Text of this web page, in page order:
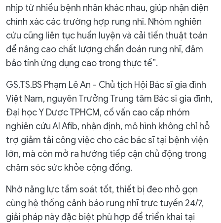
nhịp từ nhiều bệnh nhân khác nhau, giúp nhận diện
chính xác các trường hợp rung nhĩ. Nhóm nghiên
cứu cũng liên tục huấn luyện và cải tiến thuật toán
để nâng cao chất lượng chẩn đoán rung nhĩ, đảm
bảo tính ứng dụng cao trong thực tế”.
GS.TS.BS Phạm Lê An - Chủ tịch Hội Bác sĩ gia đình
Việt Nam, nguyên Trưởng Trung tâm Bác sĩ gia đình,
Đại học Y Dược TPHCM, cố vấn cao cấp nhóm
nghiên cứu AI Afib, nhận định, mô hình không chỉ hỗ
trợ giảm tải công việc cho các bác sĩ tại bệnh viện
lớn, mà còn mở ra hướng tiếp cận chủ động trong
chăm sóc sức khỏe cộng đồng.
Nhờ năng lực tầm soát tốt, thiết bị đeo nhỏ gọn
cùng hệ thống cảnh báo rung nhĩ trực tuyến 24/7,
giải pháp này đặc biệt phù hợp để triển khai tại